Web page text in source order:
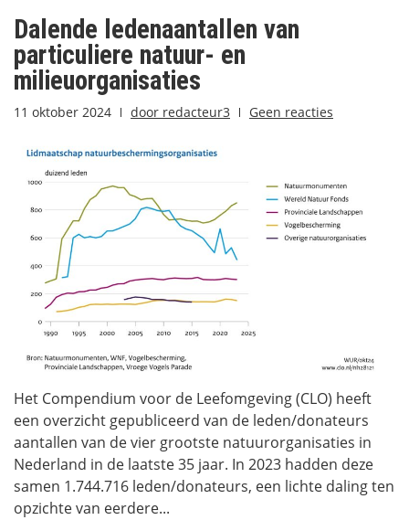
Dalende ledenaantallen van
particuliere natuur- en
milieuorganisaties
11 oktober 2024 door redacteur3 Geen reacties
Het Compendium voor de Leefomgeving (CLO) heeft
een overzicht gepubliceerd van de leden/donateurs
aantallen van de vier grootste natuurorganisaties in
Nederland in de laatste 35 jaar. In 2023 hadden deze
samen 1.744.716 leden/donateurs, een lichte daling ten
opzichte van eerdere...